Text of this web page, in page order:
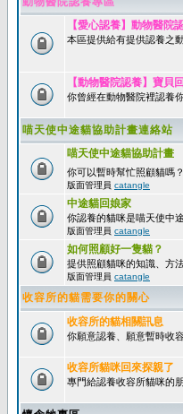
【愛心認養】動物醫院
本區提供給有提供認養之
【動物醫院認養】寶貝
你曾經在動物醫院裡認養
喵天使中途貓協助計畫連絡站
喵天使中途貓協助計畫
你可以暫時幫忙照顧貓嗎
版面管理員 catangle
中途貓回娘家
你認養的貓咪是喵天使中
版面管理員 catangle
如何照顧好一隻貓？
提供照顧貓咪的知識、方
版面管理員 catangle
收容所的貓需要你的關心
收容所的貓相關訊息
你願意認養、願意暫時收
收容所貓咪回來探親了
專門給認養收容所貓咪的